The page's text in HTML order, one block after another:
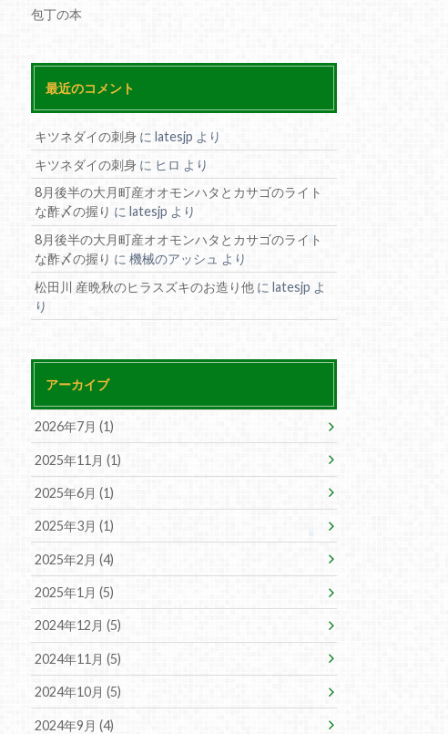
包丁の本
最近のコメント
キツネダイの刺身 にlatesjp より
キツネダイの刺身 に ヒロ より
8月後半の大月町産オオモンハタとカサゴのライト
な酢〆の握り にlatesjp より
8月後半の大月町産オオモンハタとカサゴのライト
な酢〆の握り に機械のアッシュ より
松田川 産晩秋のヒラスズキのお造り他 にlatesjp よ
り
アーカイブ
2026年7月 (1)
2025年11月 (1)
2025年6月 (1)
2025年3月 (1)
2025年2月 (4)
2025年1月 (5)
2024年12月 (5)
2024年11月 (5)
2024年10月 (5)
2024年9月 (4)